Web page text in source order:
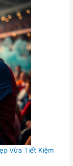
Vừa Tiết Kiệm